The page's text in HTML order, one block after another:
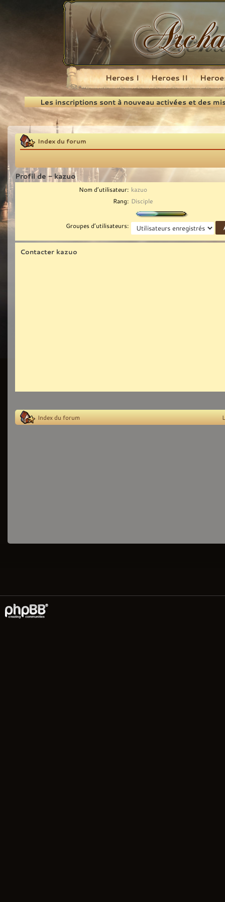
Recherche
Heroes I Heroes II
Les inscriptions sont à nouveau activées et des
Index du forum
Profil de - kazuo
Nom d’utilisateur: kazuo
Rang: Disciple
Groupes d’utilisateurs:
Contacter kazuo
Index du forum